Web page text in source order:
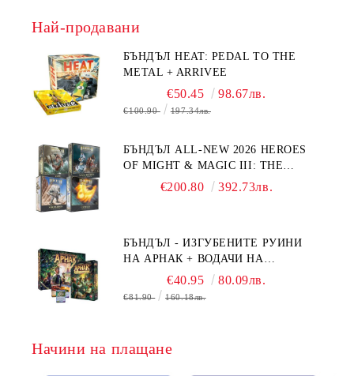
Най-продавани
БЪНДЪЛ HEAT: PEDAL TO THE
METAL + ARRIVEE
€50.45 98.67лв.
€100.90 197.34лв.
БЪНДЪЛ ALL-NEW 2026 HEROES
OF MIGHT & MAGIC III: THE
BOARD GAME EXPANSIONS -
€200.80 392.73лв.
БЪНДЪЛ - ИЗГУБЕНИТЕ РУИНИ
НА АРНАК + ВОДАЧИ НА
ЕКСПЕДИЦИИ + ПРОМО КАРТИ
БЕЗПЛАТНО
€40.95 80.09лв.
€81.90 160.18лв.
Начини на плащане